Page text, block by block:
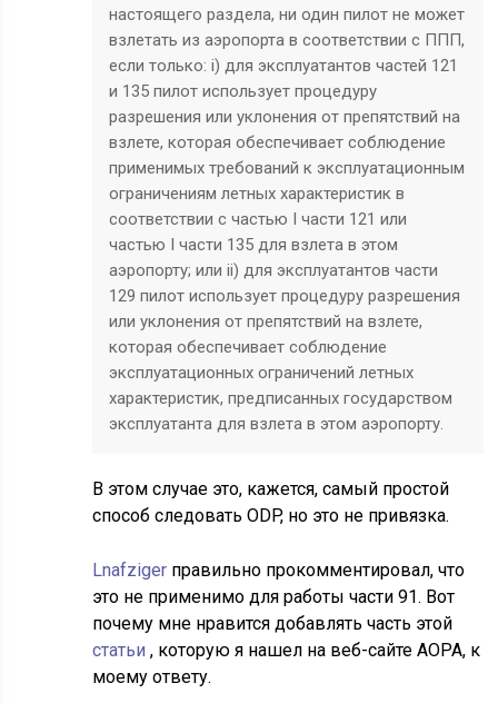
настоящего раздела, ни один пилот не может
взлетать из аэропорта в соответствии с ППП,
если только: i) для эксплуатантов частей 121
и 135 пилот использует процедуру
разрешения или уклонения от препятствий на
взлете, которая обеспечивает соблюдение
применимых требований к эксплуатационным
ограничениям летных характеристик в
соответствии с частью I части 121 или
частью I части 135 для взлета в этом
аэропорту; или ii) для эксплуатантов части
129 пилот использует процедуру разрешения
или уклонения от препятствий на взлете,
которая обеспечивает соблюдение
эксплуатационных ограничений летных
характеристик, предписанных государством
эксплуатанта для взлета в этом аэропорту.
В этом случае это, кажется, самый простой
способ следовать ODP, но это не привязка.
Lnafziger правильно прокомментировал, что
это не применимо для работы части 91. Вот
почему мне нравится добавлять часть этой
статьи, которую я нашел на веб-сайте AOPA, к
моему ответу.